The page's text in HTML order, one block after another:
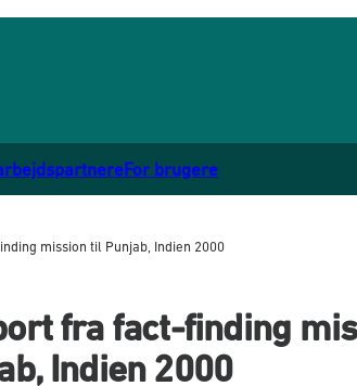
For brugere
mission til Punjab, Indien 2000
fra fact-finding
Indien 2000